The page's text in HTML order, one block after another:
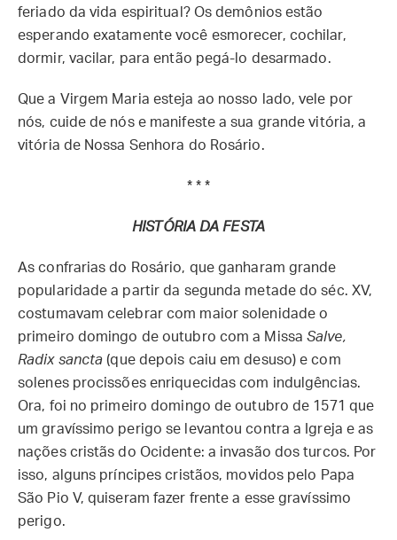
feriado da vida espiritual? Os demônios estão
esperando exatamente você esmorecer, cochilar,
dormir, vacilar, para então pegá-lo desarmado.
Que a Virgem Maria esteja ao nosso lado, vele por
nós, cuide de nós e manifeste a sua grande vitória, a
vitória de Nossa Senhora do Rosário.
* * *
HISTÓRIA DA FESTA
As confrarias do Rosário, que ganharam grande
popularidade a partir da segunda metade do séc. XV,
costumavam celebrar com maior solenidade o
primeiro domingo de outubro com a MissaSalve,
Radix sancta (que depois caiu em desuso) e com
solenes procissões enriquecidas com indulgências.
Ora, foi no primeiro domingo de outubro de 1571 que
um gravíssimo perigo se levantou contra a Igreja e as
nações cristãs do Ocidente: a invasão dos turcos. Por
isso, alguns príncipes cristãos, movidos pelo Papa
São Pio V, quiseram fazer frente a esse gravíssimo
perigo.